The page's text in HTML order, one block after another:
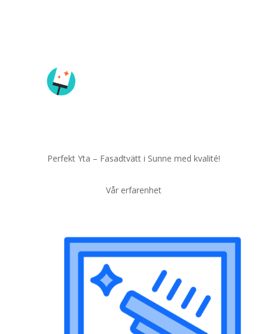
Perfekt Yta – Fasadtvätt i Sunne med kvalité!
Vår erfarenhet